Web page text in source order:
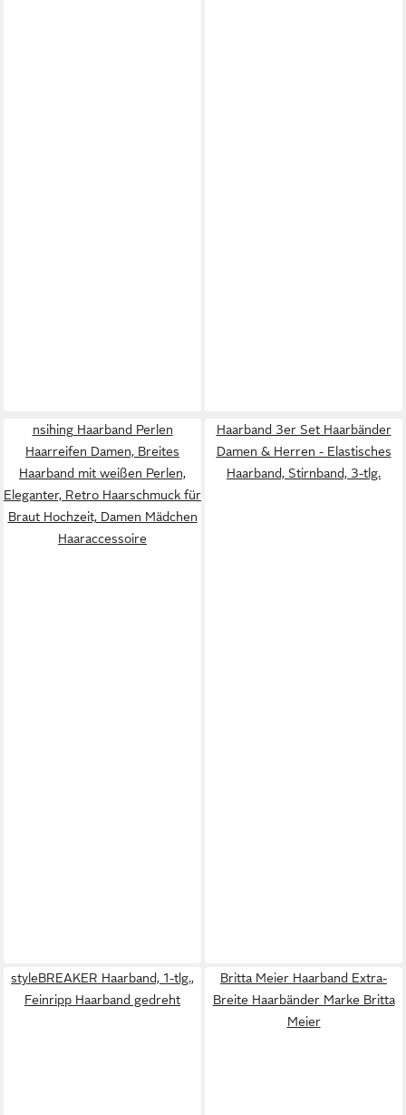
nsihing Haarband Perlen
Haarreifen Damen, Breites
Haarband mit weißen Perlen,
Eleganter, Retro Haarschmuck für
Braut Hochzeit, Damen Mädchen
Haaraccessoire
Haarband 3er Set Haarbänder
Damen & Herren - Elastisches
Haarband, Stirnband, 3-tlg.
styleBREAKER Haarband, 1-tlg.,
Feinripp Haarband gedreht
Britta Meier Haarband Extra-
Breite Haarbänder Marke Britta
Meier